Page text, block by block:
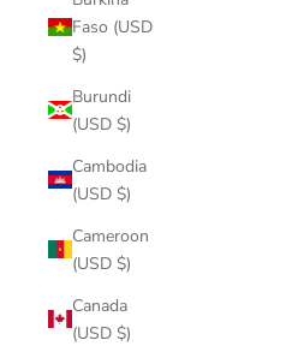
Faso (USD
$)
Burundi
(USD $)
Cambodia
(USD $)
Cameroon
(USD $)
Canada
(USD $)